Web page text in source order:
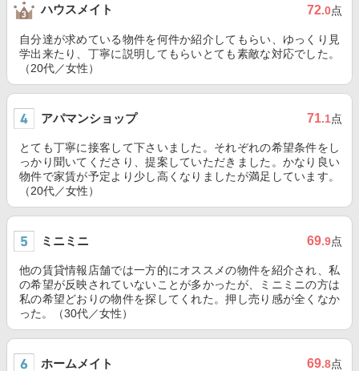
ハウスメイト 72.0点
自分達が求めている物件を何件か紹介してもらい、ゆっくり見
学出来たり、丁寧に説明してもらいとても素敵な対応でした。
（20代／女性）
アパマンショップ 71.1点
とても丁寧に接客して下さいました。それぞれの希望条件をし
っかり聞いてくださり、提案していただきました。かなり良い
物件で家賃が予定より少し高くなりましたが満足しています。
（20代／女性）
ミニミニ 69.9点
他の賃貸情報店舗では一方的にオススメの物件を紹介され、私
の希望が反映されていないことが多かったが、ミニミニの方は
私の希望どおりの物件を探してくれた。押し売り感が全くなか
った。（30代／女性）
ホームメイト 69.8点